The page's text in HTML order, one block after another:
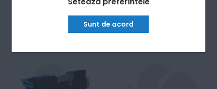
Sunt de acord